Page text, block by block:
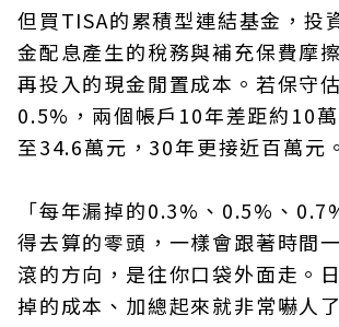
但買TISA的累積型連結基金，投
金配息產生的稅務與補充保費摩
再投入的現金閒置成本。若保守
0.5%，兩個帳戶10年差距約10
至34.6萬元，30年更接近百萬元。
「每年漏掉的0.3%、0.5%、
得去算的零頭，一樣會跟著時間
滾的方向，是往你口袋外面走。
掉的成本、加總起來就非常嚇人